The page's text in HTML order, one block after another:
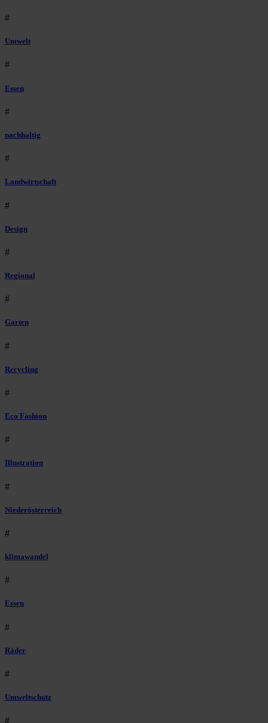
#
Umwelt
#
Essen
#
nachhaltig
#
Landwirtschaft
#
Design
#
Regional
#
Garten
#
Recycling
#
Eco Fashion
#
Illustration
#
Niederösterreich
#
klimawandel
#
Essen
#
Räder
#
Umweltschutz
#